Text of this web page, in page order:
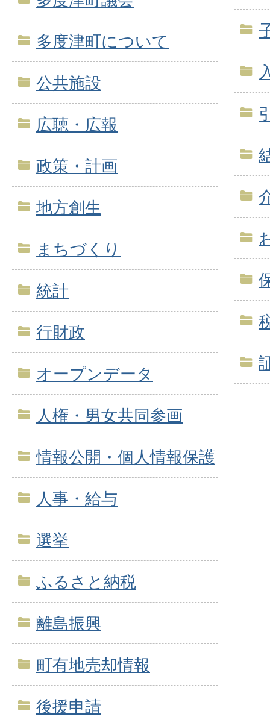
多度津町について
公共施設
広聴・広報
政策・計画
地方創生
まちづくり
統計
行財政
オープンデータ
人権・男女共同参画
情報公開・個人情報保護
人事・給与
選挙
ふるさと納税
離島振興
町有地売却情報
後援申請